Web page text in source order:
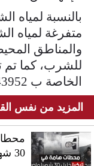
بالنسبة
والمناطق
للشرب، كما
الخاصة ب 43952 قرية والمناطق المحيطة بها.
المزيد من نفس
30 شهرا ماضية